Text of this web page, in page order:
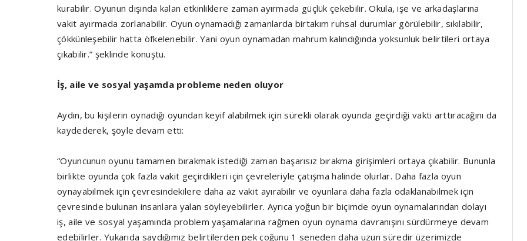
kurabilir. Oyunun dışında kalan etkinliklere zaman ayırmada güçlük çekebilir. Okula, işe ve arkadaşlarına
vakit ayırmada zorlanabilir. Oyun oynamadığı zamanlarda birtakım ruhsal durumlar görülebilir, sıkılabilir,
çökkünleşebilir hatta öfkelenebilir. Yani oyun oynamadan mahrum kalındığında yoksunluk belirtileri ortaya
çıkabilir.” şeklinde konuştu.
İş, aile ve sosyal yaşamda probleme neden oluyor
Aydın, bu kişilerin oynadığı oyundan keyif alabilmek için sürekli olarak oyunda geçirdiği vakti arttıracağını da
kaydederek, şöyle devam etti:
“Oyuncunun oyunu tamamen bırakmak istediği zaman başarısız bırakma girişimleri ortaya çıkabilir. Bununla
birlikte oyunda çok fazla vakit geçirdikleri için çevreleriyle çatışma halinde olurlar. Daha fazla oyun
oynayabilmek için çevresindekilere daha az vakit ayırabilir ve oyunlara daha fazla odaklanabilmek için
çevresinde bulunan insanlara yalan söyleyebilirler. Ayrıca yoğun bir biçimde oyun oynamalarından dolayı
iş, aile ve sosyal yaşamında problem yaşamalarına rağmen oyun oynama davranışını sürdürmeye devam
edebilirler. Yukarıda saydığımız belirtilerden pek çoğunu 1 seneden daha uzun süredir üzerimizde